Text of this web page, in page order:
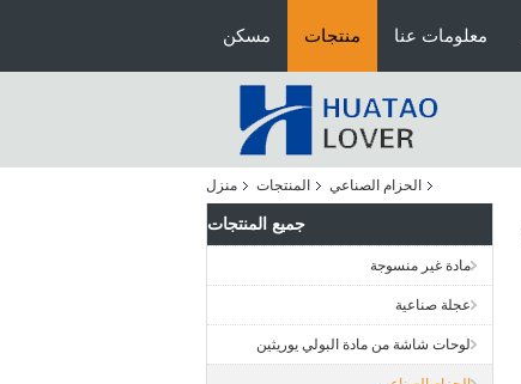
مسكن منتجات معلومات عنا
منزل المنتجات الحزام الصناعي
جميع المنتجات
مادة غير منسوجة
عجلة صناعية
لوحات شاشة من مادة البولي يوريثين